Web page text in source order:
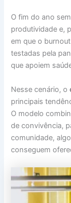
O fim do ano
produtividade e,
em que o
testadas pela
que apoiem
Nesse cenário, o
principais
O modelo
de convivência,
comunidade,
conseguem